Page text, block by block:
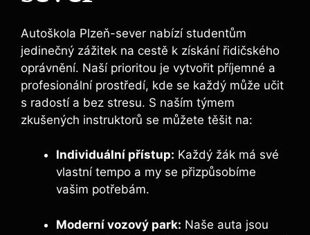
Autoškola Plzeň-sever nabízí studentům
jedinečný zážitek na cestě k získání řidičského
oprávnění. Naší prioritou je ‌vytvořit příjemné a
profesionální prostředí, kde ⁤se‌ každý může učit
s radostí a bez stresu. S naším týmem
zkušených instruktorů se můžete těšit na:
Individuální přístup: Každý žák ⁤má své
vlastní tempo a my se ​přizpůsobíme‍
vašim potřebám.
Moderní vozový park: Naše auta jsou